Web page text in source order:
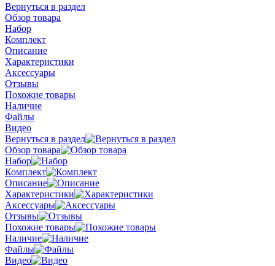
Вернуться в раздел
Обзор товара
Набор
Комплект
Описание
Характеристики
Аксессуары
Отзывы
Похожие товары
Наличие
Файлы
Видео
Вернуться в раздел
Обзор товара
Набор
Комплект
Описание
Характеристики
Аксессуары
Отзывы
Похожие товары
Наличие
Файлы
Видео